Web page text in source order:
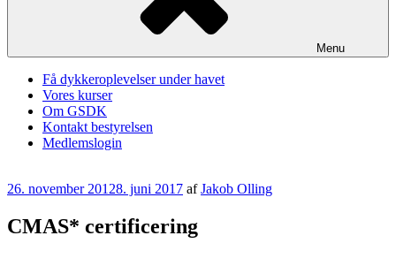
Menu
Få dykkeroplevelser under havet
Vores kurser
Om GSDK
Kontakt bestyrelsen
Medlemslogin
Udgivet
26. november 20128. juni 2017 afJakob Olling
CMAS* certificering